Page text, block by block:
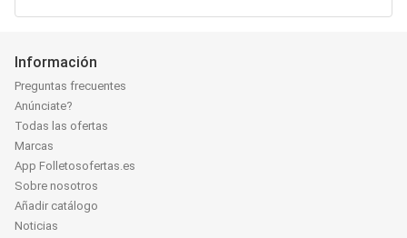
Información
Preguntas frecuentes
Anúnciate?
Todas las ofertas
Marcas
App Folletosofertas.es
Sobre nosotros
Añadir catálogo
Noticias